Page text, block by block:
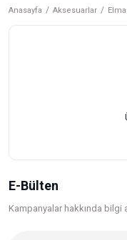
Anasayfa Aksesuarlar
E-Bülten
Kampanyalar hakkında bilgi